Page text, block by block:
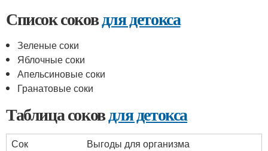
Список соковдля детокса
Зеленые соки
Яблочные соки
Апельсиновые соки
Гранатовые соки
Таблица соковдля детокса
Сок
Выгоды для организма